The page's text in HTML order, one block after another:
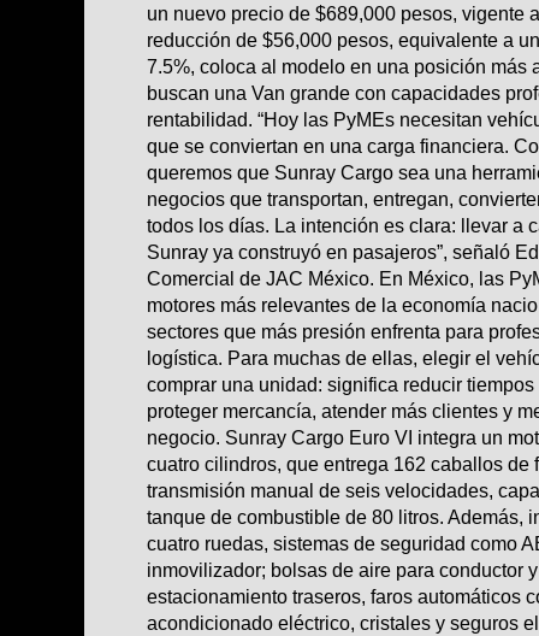
un nuevo precio de $689,000 pesos, vigente
reducción de $56,000 pesos, equivalente a
7.5%, coloca al modelo en una posición más
buscan una Van grande con capacidades
rentabilidad. “Hoy las PyMEs necesitan
que se conviertan en una carga financiera.
queremos que Sunray Cargo sea una
negocios que transportan, entregan,
todos los días. La intención es clara: llevar a
Sunray ya construyó en pasajeros”, señaló
Comercial de JAC México. En México, las
motores más relevantes de la economía
sectores que más presión enfrenta para
logística. Para muchas de ellas, elegir el
comprar una unidad: significa reducir
proteger mercancía, atender más clientes y
negocio. Sunray Cargo Euro VI integra un
cuatro cilindros, que entrega 162 caballos de
transmisión manual de seis velocidades,
tanque de combustible de 80 litros. Además,
cuatro ruedas, sistemas de seguridad como
inmovilizador; bolsas de aire para conductor
estacionamiento traseros, faros automáticos
acondicionado eléctrico, cristales y seguros